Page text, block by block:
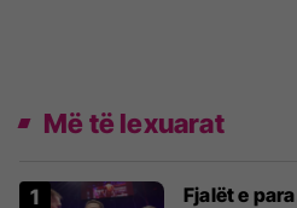
Më të lexuarat
Fjalët e